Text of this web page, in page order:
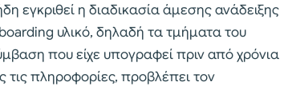
εγκριθεί η διαδικασία άμεσης ανάδειξης
υλικό, δηλαδή τα τμήματα του
που είχε υπογραφεί πριν από χρόνια
τις πληροφορίες, προβλέπει τον